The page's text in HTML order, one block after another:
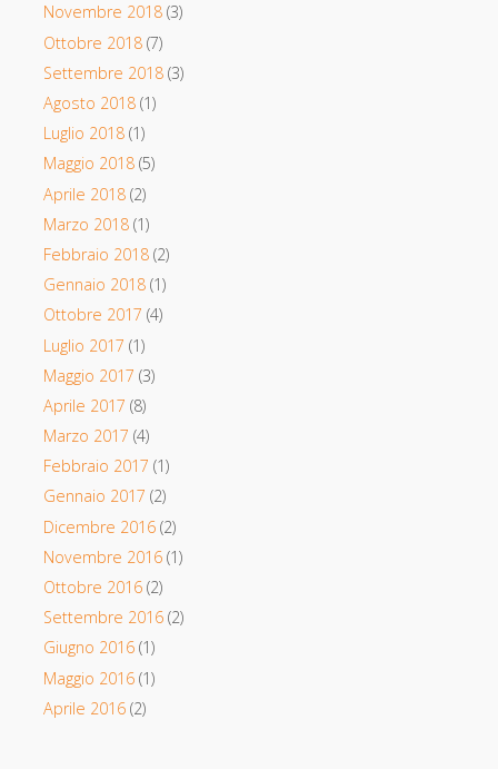
Novembre 2018(3)
Ottobre 2018(7)
Settembre 2018(3)
Agosto 2018(1)
Luglio 2018(1)
Maggio 2018(5)
Aprile 2018(2)
Marzo 2018(1)
Febbraio 2018(2)
Gennaio 2018(1)
Ottobre 2017 (4)
Luglio 2017 (1)
Maggio 2017 (3)
Aprile 2017 (8)
Marzo 2017 (4)
Febbraio 2017 (1)
Gennaio 2017 (2)
Dicembre 2016(2)
Novembre 2016(1)
Ottobre 2016(2)
Settembre 2016(2)
Giugno 2016(1)
Maggio 2016(1)
Aprile 2016(2)